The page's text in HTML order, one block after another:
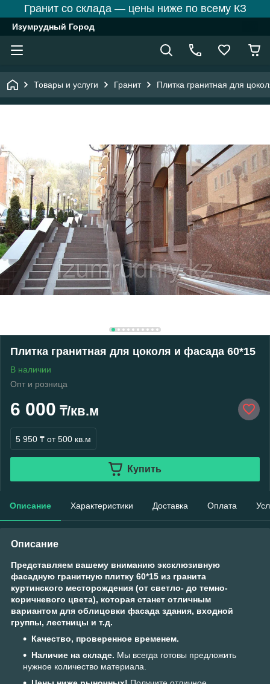
Гранит со склада — цены ниже по всему КЗ
Изумрудный Город
Товары и услуги Гранит Плитка гранитная для
Плитка гранитная для цоколя и фасада 60*15
В наличии
Опт и розница
6 000 ₸/кв.м
5 950 ₸ от 500 кв.м
Купить
Описание Характеристики Доставка Оплата
Описание
Представляем вашему вниманию эксклюзивную
фасадную гранитную плитку 60*15 из гранита
куртинского месторождения (от светло- до темно-
коричневого цвета), которая станет отличным
вариантом для облицовки фасада здания, входной
группы, лестницы и т.д.
Качество, проверенное временем.
Наличие на складе. Мы всегда готовы предложить
нужное количество материала.